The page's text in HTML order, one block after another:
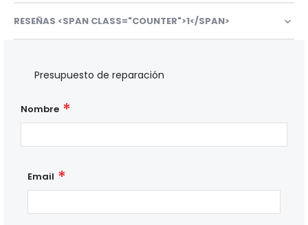
RESEÑAS <SPAN CLASS="COUNTER">1</SPAN>
Presupuesto de reparación
Nombre
Email